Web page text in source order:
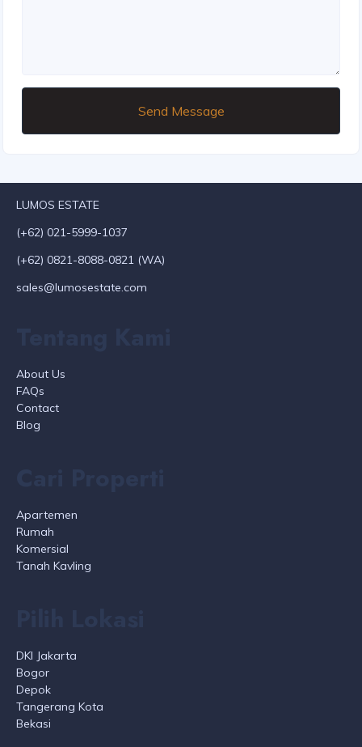
Send Message
LUMOS ESTATE
(+62) 021-5999-1037
(+62) 0821-8088-0821 (WA)
sales@lumosestate.com
About Us
FAQs
Contact
Blog
Apartemen
Rumah
Komersial
Tanah Kavling
DKI Jakarta
Bogor
Depok
Tangerang Kota
Bekasi